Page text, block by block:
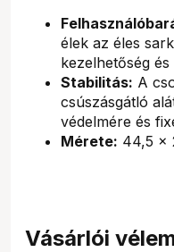
élek az éles
kezelhetőség
Stabilitás: A
csúszásgátló
védelmére és
Mérete: 44,5 x
Vásárlói